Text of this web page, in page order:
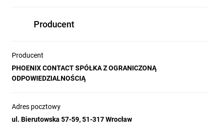
Producent
Producent
PHOENIX CONTACT SPÓŁKA Z OGRANICZONĄ
ODPOWIEDZIALNOŚCIĄ
Adres pocztowy
ul. Bierutowska 57-59, 51-317 Wrocław